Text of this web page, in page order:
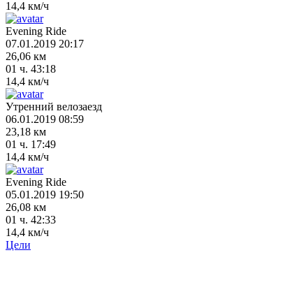
14,4 км/ч
Evening Ride
07.01.2019 20:17
26,06 км
01 ч. 43:18
14,4 км/ч
Утренний велозаезд
06.01.2019 08:59
23,18 км
01 ч. 17:49
14,4 км/ч
Evening Ride
05.01.2019 19:50
26,08 км
01 ч. 42:33
14,4 км/ч
Цели